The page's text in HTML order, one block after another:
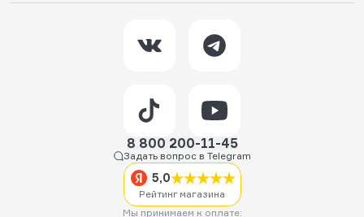
8 800 200-11-45
Задать вопрос в Telegram
5,0
Рейтинг магазина
Мы принимаем к оплате: